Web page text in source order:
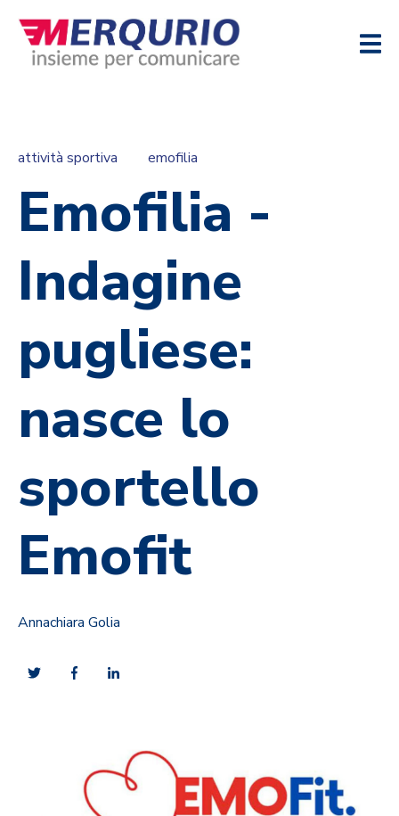
attività sportiva emofilia
Emofilia -
Indagine
pugliese:
nasce lo
sportello
Emofit
Annachiara Golia